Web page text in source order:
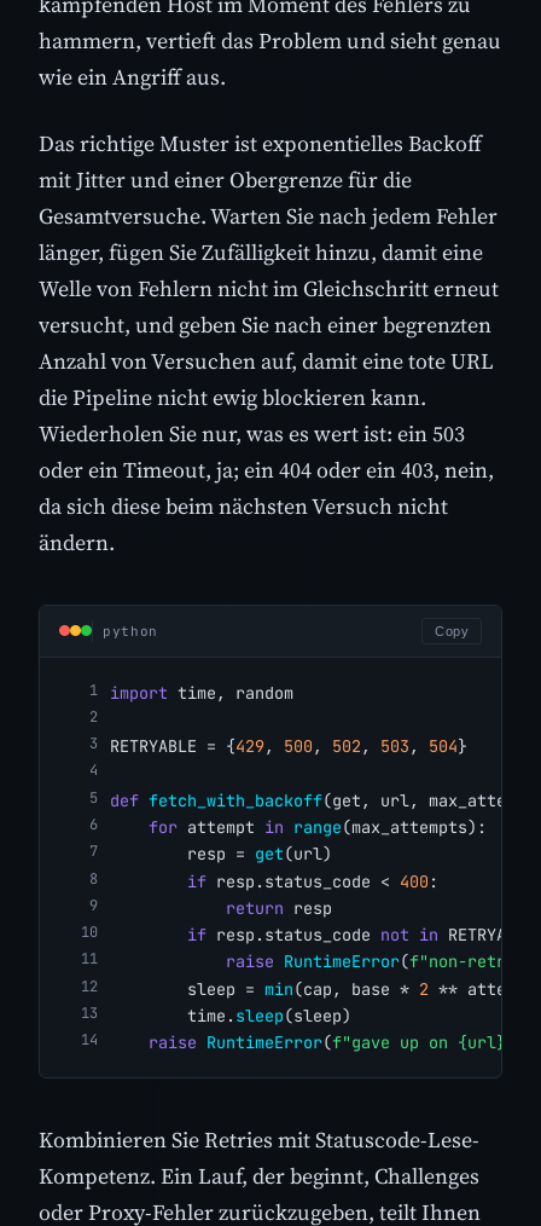
hammern, vertieft das Problem und sieht genau
wie ein Angriff aus.
Das richtige Muster ist exponentielles Backoff
mit Jitter und einer Obergrenze für die
Gesamtversuche. Warten Sie nach jedem Fehler
länger, fügen Sie Zufälligkeit hinzu, damit eine
Welle von Fehlern nicht im Gleichschritt erneut
versucht, und geben Sie nach einer begrenzten
Anzahl von Versuchen auf, damit eine tote URL
die Pipeline nicht ewig blockieren kann.
Wiederholen Sie nur, was es wert ist: ein 503
oder ein Timeout, ja; ein 404 oder ein 403, nein,
da sich diese beim nächsten Versuch nicht
ändern.
python Copy
import time, random
RETRYABLE = {429, 500 , 502 , 503 , 504}
def fetch_with_backoff(get, url,
for attempt in range(max_attempts):
        resp =
get(url)
if resp.status_code < 400 :
return resp
if resp.status_code not in
raise RuntimeError(f"non-
        sleep =
min(cap, base * 2 **
        time.
sleep(sleep)
raise RuntimeError(f"gave up on {url}"
Kombinieren Sie Retries mit Statuscode-Lese-
Kompetenz. Ein Lauf, der beginnt, Challenges
oder Proxy-Fehler zurückzugeben, teilt Ihnen